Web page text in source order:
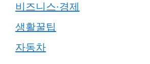
비즈니스·경제
생활꿀팁
자동차